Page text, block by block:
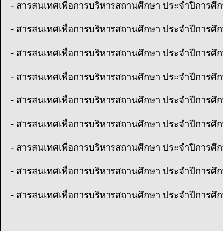
- สารสนเทศเพื่อการบริหารสถานศึกษา ประจำปีการศึ
- สารสนเทศเพื่อการบริหารสถานศึกษา ประจำปีการศึ
- สารสนเทศเพื่อการบริหารสถานศึกษา ประจำปีการศึ
- สารสนเทศเพื่อการบริหารสถานศึกษา ประจำปีการศึ
- สารสนเทศเพื่อการบริหารสถานศึกษา ประจำปีการศึ
- สารสนเทศเพื่อการบริหารสถานศึกษา ประจำปีการศึ
- สารสนเทศเพื่อการบริหารสถานศึกษา ประจำปีการศึ
- สารสนเทศเพื่อการบริหารสถานศึกษา ประจำปีการศึ
- สารสนเทศเพื่อการบริหารสถานศึกษา ประจำปีการศึ